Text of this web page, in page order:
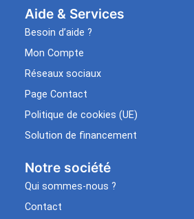
Aide & Services​
Besoin d’aide ?
Mon Compte
Réseaux sociaux
Page Contact
Politique de cookies (UE)
Solution de financement
Notre société
Qui sommes-nous ?
Contact